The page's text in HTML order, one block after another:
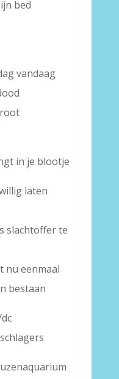
bed
vandaag
in je blootje
laten
slachtoffer te
nu eenmaal
bestaan